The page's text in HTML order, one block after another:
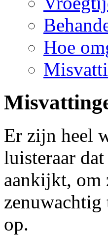
Hoe
Er zijn heel
luisteraar
aankijkt, om
op.